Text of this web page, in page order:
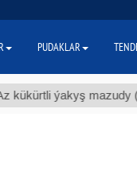
ýakyş mazudy (t.)
PUDAKLAR